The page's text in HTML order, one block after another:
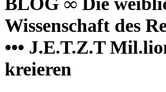
Wissenschaft des
••• J.E.T.Z.T
kreieren